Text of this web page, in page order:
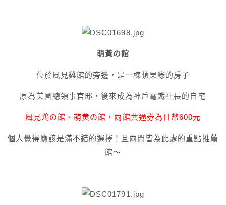
萌黃の館
位於風見雞館的旁邊，是一棟蘋果綠的房子
原為美國總領事官邸，後來成為神戶電鐵社長的自宅
風見鶏の館、萌黄の館，兩館共通券為日幣600元
個人覺得應該是滿不錯的選擇！且兩間皆為此處的重點推薦
館～